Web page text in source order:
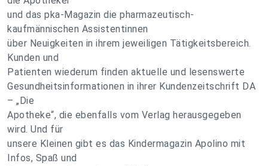
und das pka-Magazin die pharmazeutisch-
kaufmännischen Assistentinnen
über Neuigkeiten in ihrem jeweiligen Tätigkeitsbereich.
Kunden und
Patienten wiederum finden aktuelle und lesenswerte
Gesundheitsinformationen in ihrer Kundenzeitschrift DA
– „Die
Apotheke“, die ebenfalls vom Verlag herausgegeben
wird. Und für
unsere Kleinen gibt es das Kindermagazin Apolino mit
Infos, Spaß und